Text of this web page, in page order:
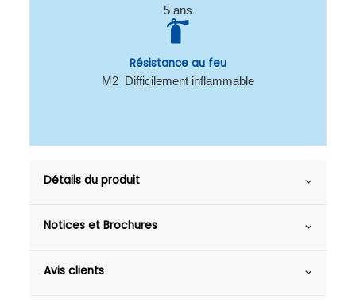
5 ans
Résistance au feu
M2 Difficilement inflammable
Détails du produit
Notices et Brochures
Avis clients